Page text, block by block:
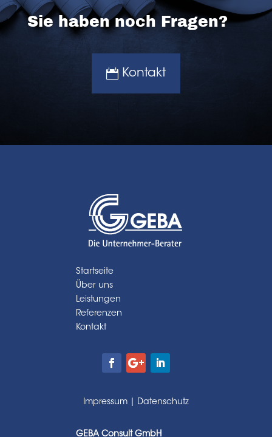
Sie haben noch Fragen?
Kontakt
Startseite
Über uns
Leistungen
Referenzen
Kontakt
Impressum| Datenschutz
GEBA Consult GmbH